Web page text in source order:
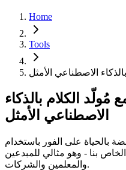
Home
Tools
الاصطناعي الأمثل
الكلام بالذكاء
الاصطناعي الأمثل
بالحياة على الفور باستخدام
بنا - وهو مثالي للمبدعين
والمعلمين والشركات.